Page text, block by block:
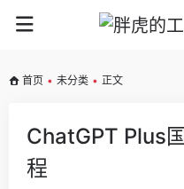
首页 • 未分类 • 正文
ChatGPT Plus
程